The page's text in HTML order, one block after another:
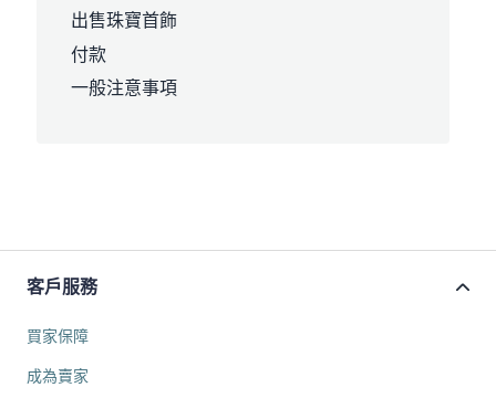
出售珠寶首飾
付款
一般注意事項
客戶服務
買家保障
成為賣家